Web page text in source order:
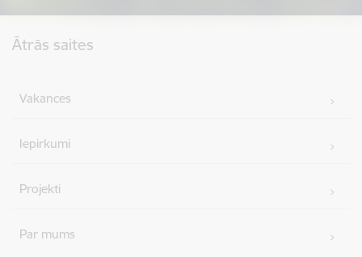
Ātrās saites
Vakances
Iepirkumi
Projekti
Par mums